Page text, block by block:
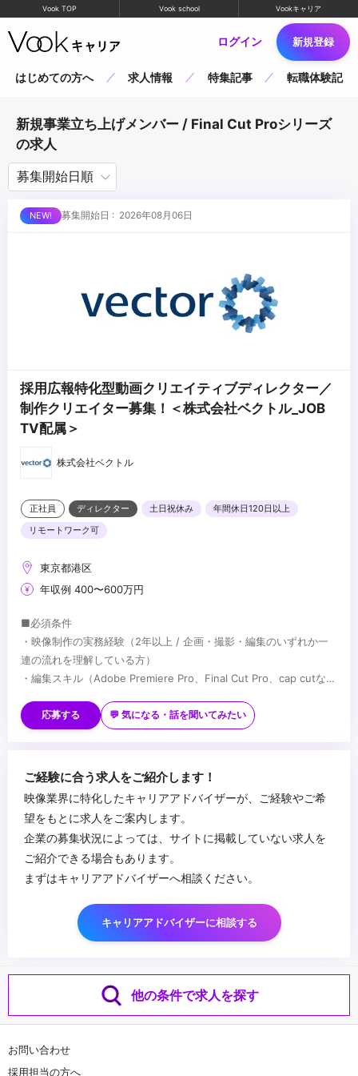
Vook TOP Vook school Vookキャリア
ログイン 新規登録
はじめての方へ 求人情報 特集記事 転職体験記
新規事業立ち上げメンバー / Final Cut Proシリーズ
の求人
募集開始日 : 2026年08月06日
採用広報特化型動画クリエイティブディレクター／
制作クリエイター募集！＜株式会社ベクトル_JOB
TV配属＞
株式会社ベクトル
正社員 ディレクター 土日祝休み
年間休日120日以上
リモートワーク可
東京都港区
年収例 400〜600万円
■必須条件
・映像制作の実務経験（2年以上 / 企画・撮影・編集のいずれか一
連の流れを理解している方）
・編集スキル（Adobe Premiere Pro、Final Cut Pro、cap cutな
・外部の編集者、カメラマン、演者等のディレクションおよび進
行、品質管理の経験
イアント対面または他部署との折衝、提案経験
・縦型ショート動画（TikTok、Instagram Reels、YouTube
Shorts）の企画、ディレクション実務経験（2年以上）
長」「CVR大幅改善」等の定量実績をお持ちの方
ツの企画・制作経験
・動画編集チームまたはクリエイティブ組織のマネジメント経験
（人数不問）
・個人、法人問わず、SNSアカウントの運用経験（総フォロワー数
万人規模歓迎）
運用の仕組みに関する知識
...
応募する 💬 気になる・話を聞いてみたい
ご経験に合う求人をご紹介します！
映像業界に特化したキャリアアドバイザーが、ご経験やご希
望をもとに求人をご案内します。
企業の募集状況によっては、サイトに掲載していない求人を
ご紹介できる場合もあります。
まずはキャリアアドバイザーへ相談ください。
キャリアアドバイザーに相談する
他の条件で求人を探す
お問い合わせ
採用担当の方へ